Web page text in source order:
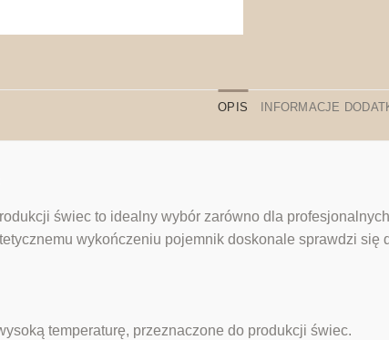
OPIS INFORMACJE
świec to idealny wybór zarówno dla
wykończeniu pojemnik doskonale sprawdzi się
temperaturę, przeznaczone do produkcji świec.